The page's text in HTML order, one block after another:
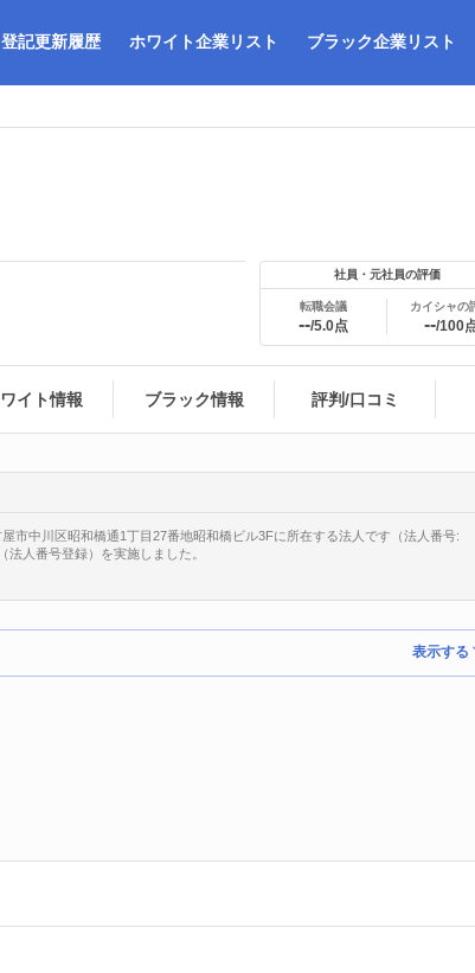
登記更新履歴 ホワイト企業リスト ブラック企業リスト
社員・元社員の評価
転職会議
--/5.0点
カイシャの
--/100
イト情報 ブラック情報 評判/口コミ
市中川区昭和橋通1丁目27番地昭和橋ビル3Fに所在する法人です（法人番号:
人番号登録）を実施しました。
表示する